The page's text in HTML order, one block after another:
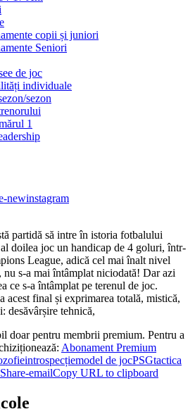
copii și juniori
Seniori
de joc
individuale
sezon
1
newinstagram
partidă să intre în istoria fotbalului
doilea joc un handicap de 4 goluri, într-
League, adică cel mai înalt nivel
s-a mai întâmplat niciodată! Dar azi
ce s-a întâmplat pe terenul de joc.
acest final și exprimarea totală, mistică,
desăvârșire tehnică,
doar pentru membrii premium. Pentru a
Abonament Premium
introspecțiemodel de jocPSGtactica
Share-emailCopy URL to clipboard